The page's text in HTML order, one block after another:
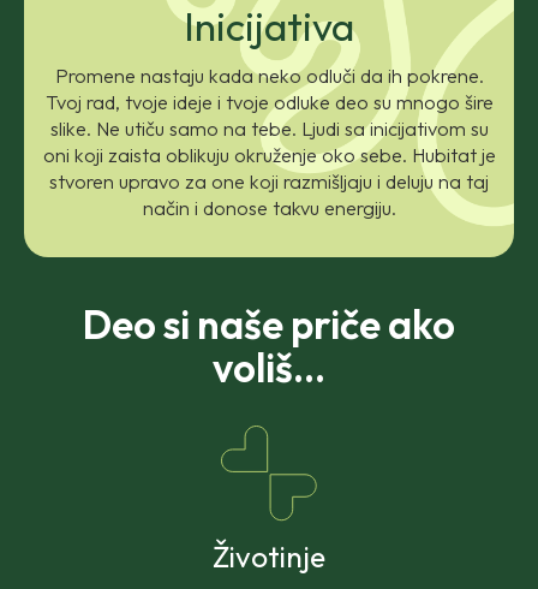
Inicijativa
Promene nastaju kada neko odluči da ih pokrene.
Tvoj rad, tvoje ideje i tvoje odluke deo su mnogo šire
slike. Ne utiču samo na tebe. Ljudi sa inicijativom su
oni koji zaista oblikuju okruženje oko sebe. Hubitat je
stvoren upravo za one koji razmišljaju i deluju na taj
način i donose takvu energiju.
Deo si naše priče ako
voliš…
Životinje